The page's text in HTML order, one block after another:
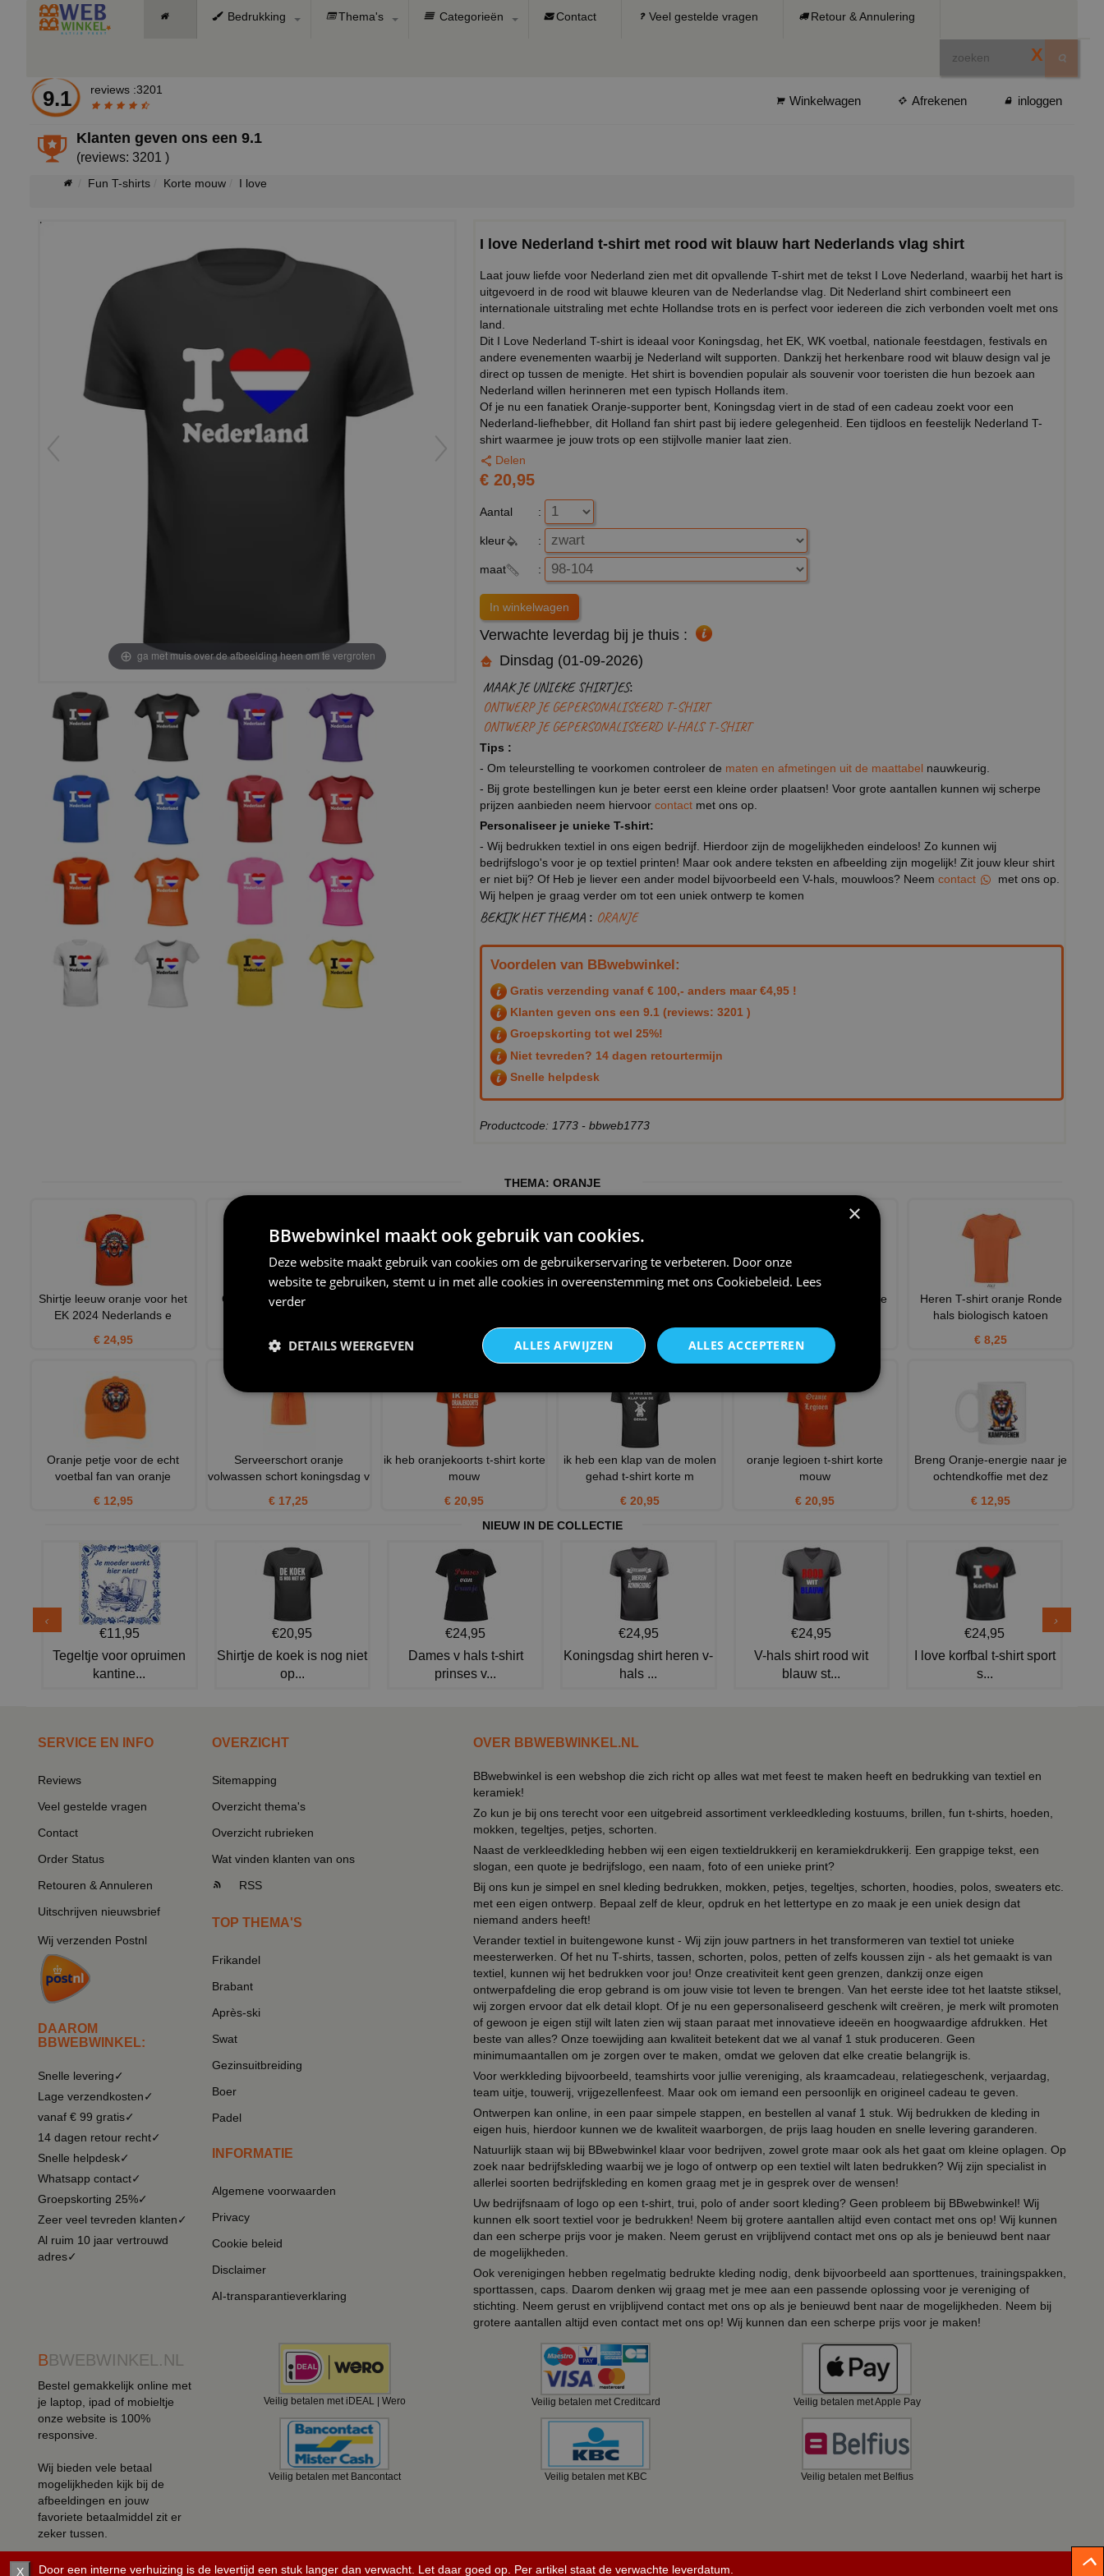
Bedrukking Thema's Categorieën Contact Veel gestelde vragen Retour & Annulering
X
9.1 reviews :3201
Winkelwagen Afrekenen inloggen
Klanten geven ons een9.1
(reviews: 3201 )
Fun T-shirts Korte mouw I love
ga met muis over de afbeelding heen om te vergroten
I love Nederland t-shirt met rood wit blauw hart Nederlands vlag shirt
Laat jouw liefde voor Nederland zien met dit opvallende T-shirt met de tekst I Love Nederland, waarbij het hart is
uitgevoerd in de rood wit blauwe kleuren van de Nederlandse vlag. Dit Nederland shirt combineert een
internationale uitstraling met echte Hollandse trots en is perfect voor iedereen die zich verbonden voelt met ons
land.
Dit I Love Nederland T-shirt is ideaal voor Koningsdag, het EK, WK voetbal, nationale feestdagen, festivals en
andere evenementen waarbij je Nederland wilt supporten. Dankzij het herkenbare rood wit blauw design val je
direct op tussen de menigte. Het shirt is bovendien populair als souvenir voor toeristen die hun bezoek aan
Nederland willen herinneren met een typisch Hollands item.
Of je nu een fanatiek Oranje-supporter bent, Koningsdag viert in de stad of een cadeau zoekt voor een
Nederland-liefhebber, dit Holland fan shirt past bij iedere gelegenheid. Een tijdloos en feestelijk Nederland T-
shirt waarmee je jouw trots op een stijlvolle manier laat zien.
Delen
€ 20,95
Aantal :
kleur :
maat :
Verwachte leverdag bij je thuis :
Dinsdag (01-09-2026)
MAAK JE UNIEKE SHIRTJES:
ONTWERP JE GEPERSONALISEERD T-SHIRT
ONTWERP JE GEPERSONALISEERD V-HALS T-SHIRT
Tips :
- Om teleurstelling te voorkomen controleer de maten en afmetingen uit de maattabel nauwkeurig.
- Bij grote bestellingen kun je beter eerst een kleine order plaatsen! Voor grote aantallen kunnen wij scherpe
prijzen aanbieden neem hiervoor contact met ons op.
Personaliseer je unieke T-shirt:
- Wij bedrukken textiel in ons eigen bedrijf. Hierdoor zijn de mogelijkheden eindeloos! Zo kunnen wij
bedrijfslogo's voor je op textiel printen! Maar ook andere teksten en afbeelding zijn mogelijk! Zit jouw kleur shirt
er niet bij? Of Heb je liever een ander model bijvoorbeeld een V-hals, mouwloos? Neem contact
met ons op.
Wij helpen je graag verder om tot een uniek ontwerp te komen
BEKIJK HET THEMA : ORANJE
Voordelen van BBwebwinkel:
Gratis verzending vanaf € 100,- anders maar €4,95 !
Klanten geven ons een 9.1 (reviews: 3201 )
Groepskorting tot wel 25%!
Niet tevreden? 14 dagen retourtermijn
Snelle helpdesk
Productcode: 1773 - bbweb1773
THEMA: ORANJE
Shirtje leeuw oranje voor het
EK 2024 Nederlands e
€ 24,95
Oranje neon tanktop voor
€ 11,95
€ 14,25
€ 24,95
Toon je ware kleuren oranje
€ 20,95
Heren T-shirt oranje Ronde
hals biologisch katoen
€ 8,25
Oranje petje voor de echt
voetbal fan van oranje
€ 12,95
Serveerschort oranje
volwassen schort koningsdag v
€ 17,25
ik heb oranjekoorts t-shirt korte
mouw
€ 20,95
ik heb een klap van de molen
gehad t-shirt korte m
€ 20,95
oranje legioen t-shirt korte
mouw
€ 20,95
Breng Oranje-energie naar je
ochtendkoffie met dez
€ 12,95
NIEUW IN DE COLLECTIE
€11,95
Tegeltje voor opruimen
kantine...
€20,95
Shirtje de koek is nog niet
op...
€24,95
Dames v hals t-shirt
prinses v...
€24,95
Koningsdag shirt heren v-
hals ...
€24,95
V-hals shirt rood wit
blauw st...
€24,95
I love korfbal t-shirt sport
s...
SERVICE EN INFO
Reviews
Veel gestelde vragen
Contact
Order Status
Retouren & Annuleren
Uitschrijven nieuwsbrief
Wij verzenden Postnl
DAAROM
BBWEBWINKEL:
Snelle levering✓
Lage verzendkosten✓
vanaf € 99 gratis✓
14 dagen retour recht✓
Snelle helpdesk✓
Whatsapp contact✓
Groepskorting 25%✓
Zeer veel tevreden klanten✓
Al ruim 10 jaar vertrouwd
adres✓
OVERZICHT
Sitemapping
Overzicht thema's
Overzicht rubrieken
Wat vinden klanten van ons
RSS
TOP THEMA'S
Frikandel
Brabant
Après-ski
Swat
Gezinsuitbreiding
Boer
Padel
INFORMATIE
Algemene voorwaarden
Privacy
Cookie beleid
Disclaimer
AI-transparantieverklaring
OVER BBWEBWINKEL.NL
BBwebwinkel is een webshop die zich richt op alles wat met feest te maken heeft en bedrukking van textiel en
keramiek!
Zo kun je bij ons terecht voor een uitgebreid assortiment verkleedkleding kostuums, brillen, fun t-shirts, hoeden,
mokken, tegeltjes, petjes, schorten.
Naast de verkleedkleding hebben wij een eigen textieldrukkerij en keramiekdrukkerij. Een grappige tekst, een
slogan, een quote je bedrijfslogo, een naam, foto of een unieke print?
Bij ons kun je simpel en snel kleding bedrukken, mokken, petjes, tegeltjes, schorten, hoodies, polos, sweaters etc.
met een eigen ontwerp. Bepaal zelf de kleur, opdruk en het lettertype en zo maak je een uniek design dat
niemand anders heeft!
Verander textiel in buitengewone kunst - Wij zijn jouw partners in het transformeren van textiel tot unieke
meesterwerken. Of het nu T-shirts, tassen, schorten, polos, petten of zelfs koussen zijn - als het gemaakt is van
textiel, kunnen wij het bedrukken voor jou! Onze creativiteit kent geen grenzen, dankzij onze eigen
ontwerpafdeling die erop gebrand is om jouw visie tot leven te brengen. Van het eerste idee tot het laatste stiksel,
wij zorgen ervoor dat elk detail klopt. Of je nu een gepersonaliseerd geschenk wilt creëren, je merk wilt promoten
of gewoon je eigen stijl wilt laten zien wij staan paraat met innovatieve ideeën en hoogwaardige afdrukken. Het
beste van alles? Onze toewijding aan kwaliteit betekent dat we al vanaf 1 stuk produceren. Geen
minimumaantallen om je zorgen over te maken, omdat we geloven dat elke creatie belangrijk is.
Voor werkkleding bijvoorbeeld, teamshirts voor jullie vereniging, als kraamcadeau, relatiegeschenk, verjaardag,
team uitje, touwerij, vrijgezellenfeest. Maar ook om iemand een persoonlijk en origineel cadeau te geven.
Ontwerpen kan online, in een paar simpele stappen, en bestellen al vanaf 1 stuk. Wij bedrukken de kleding in
eigen huis, hierdoor kunnen we de kwaliteit waarborgen, de prijs laag houden en snelle levering garanderen.
Natuurlijk staan wij bij BBwebwinkel klaar voor bedrijven, zowel grote maar ook als het gaat om kleine oplagen. Op
zoek naar bedrijfskleding waarbij we je logo of ontwerp op een textiel wilt laten bedrukken? Wij zijn specialist in
allerlei soorten bedrijfskleding en komen graag met je in gesprek over de wensen!
Uw bedrijfsnaam of logo op een t-shirt, trui, polo of ander soort kleding? Geen probleem bij BBwebwinkel! Wij
kunnen elk soort textiel voor je bedrukken! Neem bij grotere aantallen altijd even contact met ons op! Wij kunnen
dan een scherpe prijs voor je maken. Neem gerust en vrijblijvend contact met ons op als je benieuwd bent naar
de mogelijkheden.
Ook verenigingen hebben regelmatig bedrukte kleding nodig, denk bijvoorbeeld aan sporttenues, trainingspakken,
sporttassen, caps. Daarom denken wij graag met je mee aan een passende oplossing voor je vereniging of
stichting. Neem gerust en vrijblijvend contact met ons op als je benieuwd bent naar de mogelijkheden. Neem bij
grotere aantallen altijd even contact met ons op! Wij kunnen dan een scherpe prijs voor je maken!
BBWEBWINKEL.NL
Bestel gemakkelijk online met
je laptop, ipad of mobieltje
onze website is 100%
responsive.
Wij bieden vele betaal
mogelijkheden kijk bij de
afbeeldingen en jouw
favoriete betaalmiddel zit er
zeker tussen.
Veilig betalen met iDEAL | Wero Veilig betalen met Creditcard Veilig betalen met Apple Pay
Veilig betalen met Bancontact Veilig betalen met KBC Veilig betalen met Belfius
X Door een interne verhuizing is de levertijd een stuk langer dan verwacht. Let daar goed op. Per artikel staat de verwachte leverdatum.
×
BBwebwinkel maakt ook gebruik van cookies.
Deze website maakt gebruik van cookies om de gebruikerservaring te verbeteren. Door onze
website te gebruiken, stemt u in met alle cookies in overeenstemming met ons Cookiebeleid. Lees
verder
ALLES ACCEPTEREN
ALLES AFWIJZEN
DETAILS WEERGEVEN